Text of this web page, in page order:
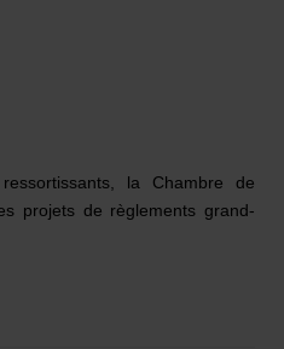
la Chambre de
projets de règlements grand-